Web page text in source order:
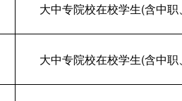
大中专院校在校学生(含中职
大中专院校在校学生(含中职